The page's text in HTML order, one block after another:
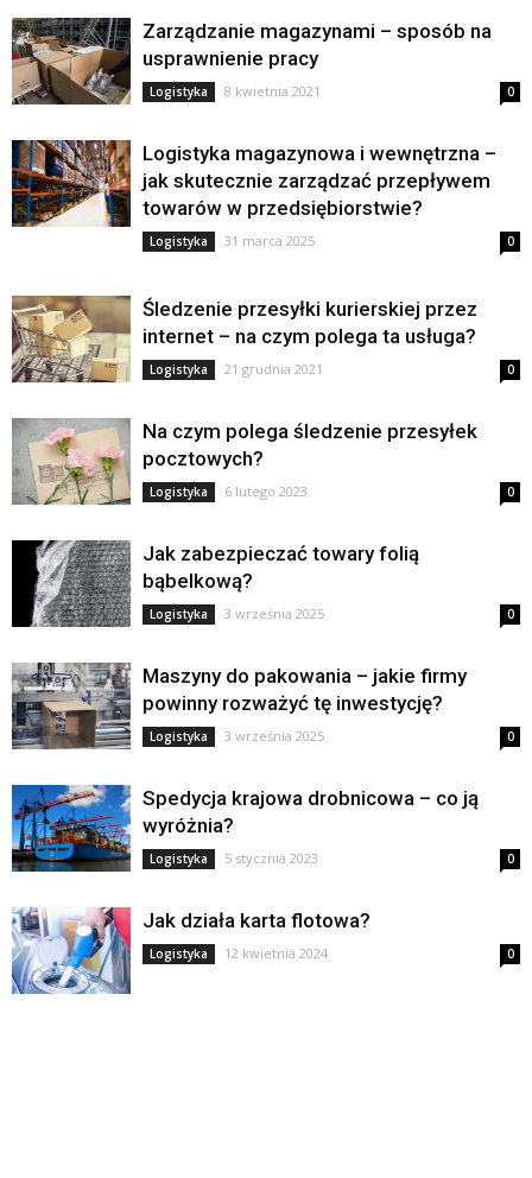
Zarządzanie magazynami – sposób na
usprawnienie pracy
Logistyka 8 kwietnia 2021 0
Logistyka magazynowa i wewnętrzna –
jak skutecznie zarządzać przepływem
towarów w przedsiębiorstwie?
Logistyka 31 marca 2025 0
Śledzenie przesyłki kurierskiej przez
internet – na czym polega ta usługa?
Logistyka 21 grudnia 2021 0
Na czym polega śledzenie przesyłek
pocztowych?
Logistyka 6 lutego 2023 0
Jak zabezpieczać towary folią
bąbelkową?
Logistyka 3 września 2025 0
Maszyny do pakowania – jakie firmy
powinny rozważyć tę inwestycję?
Logistyka 3 września 2025 0
Spedycja krajowa drobnicowa – co ją
wyróżnia?
Logistyka 5 stycznia 2023 0
Jak działa karta flotowa?
Logistyka 12 kwietnia 2024 0